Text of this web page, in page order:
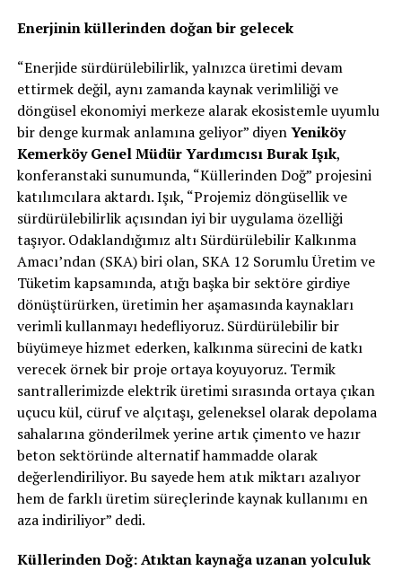
Enerjinin küllerinden doğan bir gelecek
“Enerjide sürdürülebilirlik, yalnızca üretimi devam
ettirmek değil, aynı zamanda kaynak verimliliği ve
döngüsel ekonomiyi merkeze alarak ekosistemle uyumlu
bir denge kurmak anlamına geliyor” diyenYeniköy
Kemerköy Genel Müdür Yardımcısı Burak Işık,
konferanstaki sunumunda, “Küllerinden Doğ” projesini
katılımcılara aktardı. Işık, “Projemiz döngüsellik ve
sürdürülebilirlik açısından iyi bir uygulama özelliği
taşıyor. Odaklandığımız altı Sürdürülebilir Kalkınma
Amacı’ndan (SKA) biri olan, SKA 12 Sorumlu Üretim ve
Tüketim kapsamında, atığı başka bir sektöre girdiye
dönüştürürken, üretimin her aşamasında kaynakları
verimli kullanmayı hedefliyoruz. Sürdürülebilir bir
büyümeye hizmet ederken, kalkınma sürecini de katkı
verecek örnek bir proje ortaya koyuyoruz. Termik
santrallerimizde elektrik üretimi sırasında ortaya çıkan
uçucu kül, cüruf ve alçıtaşı, geleneksel olarak depolama
sahalarına gönderilmek yerine artık çimento ve hazır
beton sektöründe alternatif hammadde olarak
değerlendiriliyor. Bu sayede hem atık miktarı azalıyor
hem de farklı üretim süreçlerinde kaynak kullanımı en
aza indiriliyor” dedi.
Küllerinden Doğ: Atıktan kaynağa uzanan yolculuk